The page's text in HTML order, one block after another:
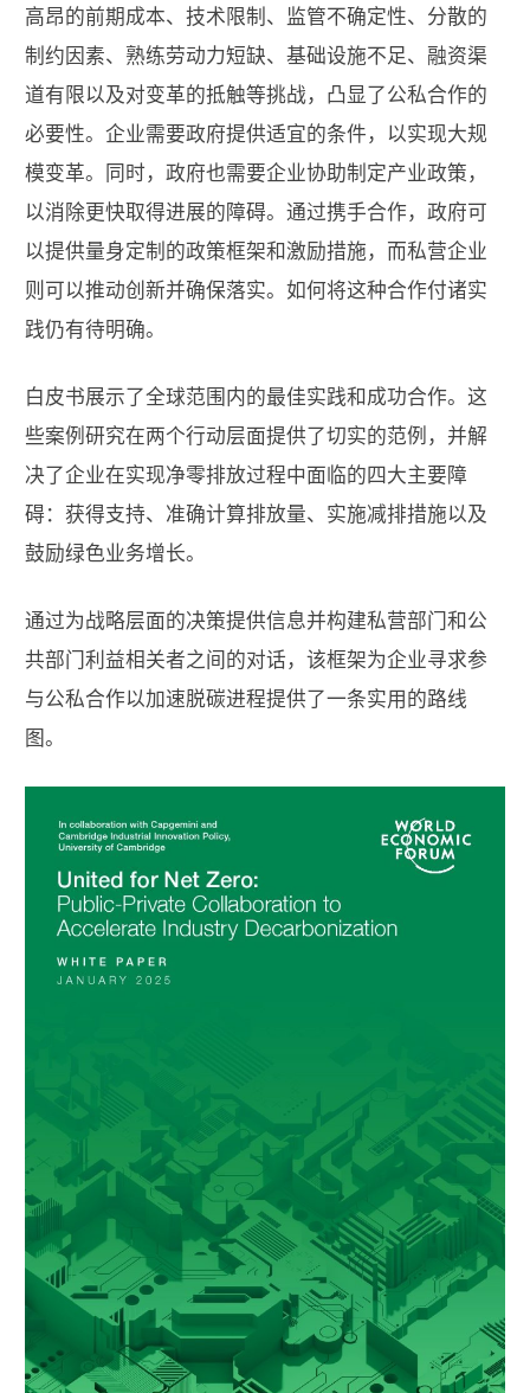
高昂的前期成本、技术限制、监管不确定性、分散的
制约因素、熟练劳动力短缺、基础设施不足、融资渠
道有限以及对变革的抵触等挑战，凸显了公私合作的
必要性。企业需要政府提供适宜的条件，以实现大规
模变革。同时，政府也需要企业协助制定产业政策，
以消除更快取得进展的障碍。通过携手合作，政府可
以提供量身定制的政策框架和激励措施，而私营企业
则可以推动创新并确保落实。如何将这种合作付诸实
践仍有待明确。
白皮书展示了全球范围内的最佳实践和成功合作。这
些案例研究在两个行动层面提供了切实的范例，并解
决了企业在实现净零排放过程中面临的四大主要障
碍：获得支持、准确计算排放量、实施减排措施以及
鼓励绿色业务增长。
通过为战略层面的决策提供信息并构建私营部门和公
共部门利益相关者之间的对话，该框架为企业寻求参
与公私合作以加速脱碳进程提供了一条实用的路线
图。